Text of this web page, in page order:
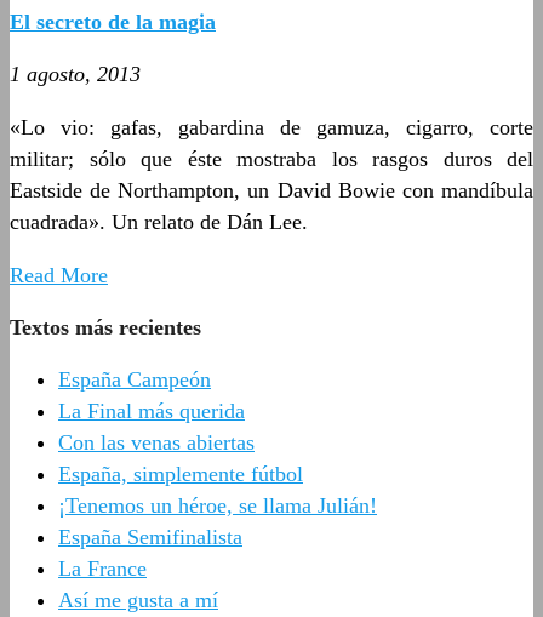
El secreto de la magia
1 agosto, 2013
«Lo vio: gafas, gabardina de gamuza, cigarro, corte
militar; sólo que éste mostraba los rasgos duros del
Eastside de Northampton, un David Bowie con mandíbula
cuadrada». Un relato de Dán Lee.
Read More
Textos más recientes
España Campeón
La Final más querida
Con las venas abiertas
España, simplemente fútbol
¡Tenemos un héroe, se llama Julián!
España Semifinalista
La France
Así me gusta a mí